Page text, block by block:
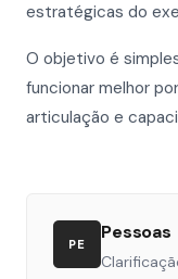
estratégicas do
O objetivo é
funcionar melhor
articulação e
PE
Pessoas